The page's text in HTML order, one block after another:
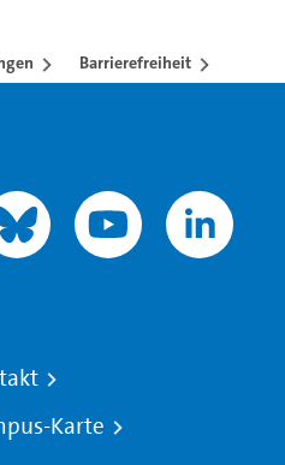
Barrierefreiheit
Karte